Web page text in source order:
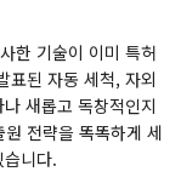
한 기술이 이미 특허
표된 자동 세척, 자외
새롭고 독창적인지
전략을 똑똑하게 세
니다.